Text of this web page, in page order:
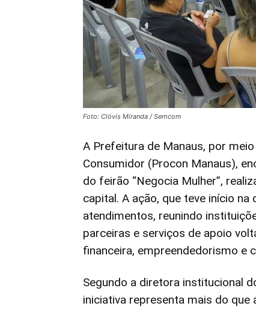
Foto: Clóvis Miranda / Semcom
A Prefeitura de Manaus, por
Consumidor (Procon Manaus),
do feirão “Negocia Mulher”,
capital. A ação, que teve início
atendimentos, reunindo
parceiras e serviços de apoio
financeira, empreendedorismo e
Segundo a diretora institucional
iniciativa representa mais do